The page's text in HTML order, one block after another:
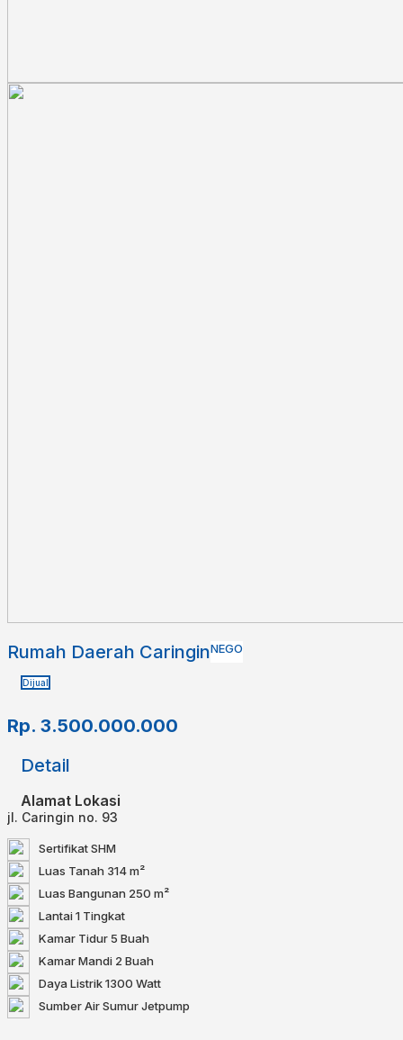
Rumah Daerah CaringinNEGO
Dijual
Rp. 3.500.000.000
Detail
Alamat Lokasi
jl. Caringin no. 93
SertifikatSHM
Luas Tanah 314 m²
Luas Bangunan 250 m²
Lantai1 Tingkat
Kamar Tidur 5 Buah
Kamar Mandi 2 Buah
Daya Listrik1300 Watt
Sumber AirSumur Jetpump